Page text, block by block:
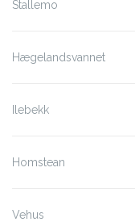
Stallemo
Hægelandsvannet
Ilebekk
Homstean
Vehus